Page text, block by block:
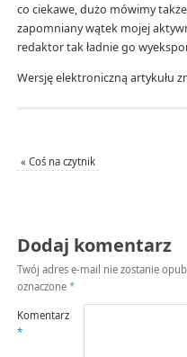
co ciekawe, dużo mówimy
zapomniany wątek mojej
redaktor tak ładnie go
Wersję elektroniczną artykułu
« Coś na czytnik
Dodaj komentarz
Twój adres e-mail nie zostanie
oznaczone *
Komentarz
*